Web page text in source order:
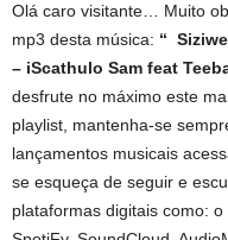
Olá caro visitante… Muito
mp3 desta música: “
– iScathulo Sam feat
desfrute no máximo este
playlist, mantenha-se
lançamentos musicais
se esqueça de seguir e
plataformas digitais como: o